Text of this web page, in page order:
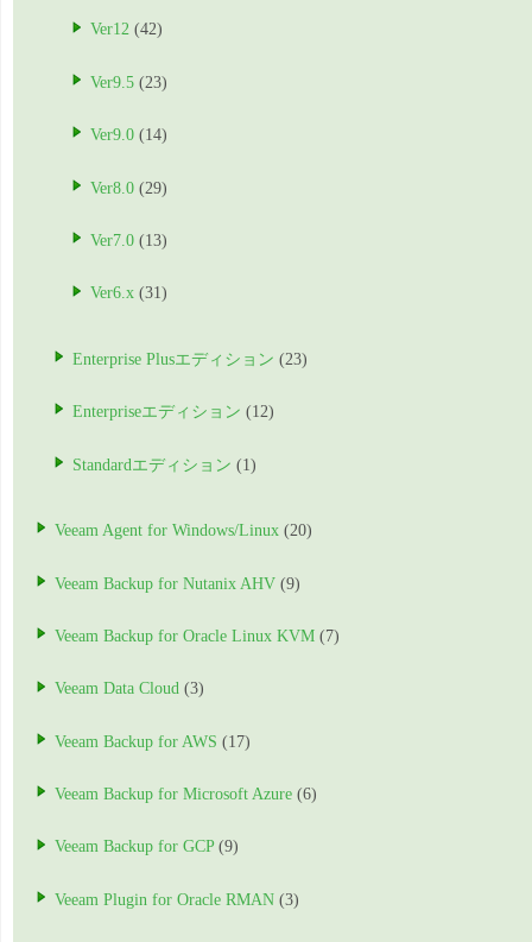
Ver12 (42)
Ver9.5 (23)
Ver9.0 (14)
Ver8.0 (29)
Ver7.0 (13)
Ver6.x (31)
Enterprise Plusエディション (23)
Enterpriseエディション (12)
Standardエディション (1)
Veeam Agent for Windows/Linux (20)
Veeam Backup for Nutanix AHV (9)
Veeam Backup for Oracle Linux KVM (7)
Veeam Data Cloud (3)
Veeam Backup for AWS (17)
Veeam Backup for Microsoft Azure (6)
Veeam Backup for GCP(9)
Veeam Plugin for Oracle RMAN (3)